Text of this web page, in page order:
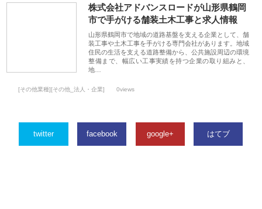
株式会社アドバンスロードが山形県鶴岡
市で手がける舗装土木工事と求人情報
山形県鶴岡市で地域の道路基盤を支える企業として、舗
装工事や土木工事を手がける専門会社があります。地域
住民の生活を支える道路整備から、公共施設周辺の環境
整備まで、幅広い工事実績を持つ企業の取り組みと、
地…
[その他業種][その他_法人・企業] 0views
twitter facebook google+ はてブ